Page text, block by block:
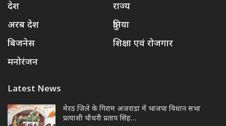
देश
राज्य
अरब देश
दुनिया
बिजनेस
शिक्षा एवं रोजगार
मनोरंजन
Latest News
मेरठ जिले के गिराम अजराड़ा में भाजपा विधान सभा
प्रत्याशी चौधरी प्रताप सिंह…